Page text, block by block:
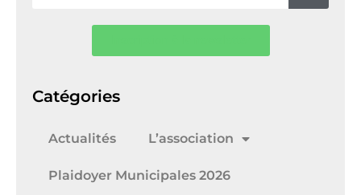
Catégories
Actualités L’association
Plaidoyer Municipales 2026